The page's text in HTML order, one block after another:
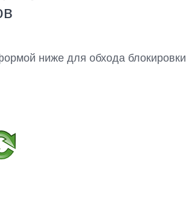
ниже для обхода блокировки